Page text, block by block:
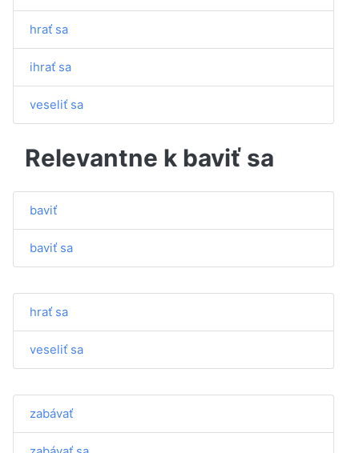
hrať sa
ihrať sa
veseliť sa
Relevantne k baviť sa
baviť
baviť sa
hrať sa
veseliť sa
zabávať